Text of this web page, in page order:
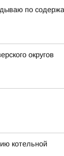
по
округов
котельной